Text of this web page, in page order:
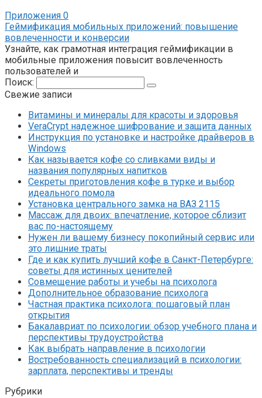
Приложения 0
Геймификация мобильных приложений: повышение
вовлеченности и конверсии
Узнайте, как грамотная интеграция геймификации в
мобильные приложения повысит вовлеченность
пользователей и
Поиск:
Свежие записи
Витамины и минералы для красоты и здоровья
VeraCrypt надежное шифрование и защита данных
Инструкция по установке и настройке драйверов в
Windows
Как называется кофе со сливками виды и
названия популярных напитков
Секреты приготовления кофе в турке и выбор
идеального помола
Установка центрального замка на ВАЗ 2115
Массаж для двоих: впечатление, которое сблизит
вас по-настоящему
Нужен ли вашему бизнесу покопийный сервис или
это лишние траты
Где и как купить лучший кофе в Санкт-Петербурге:
советы для истинных ценителей
Совмещение работы и учебы на психолога
Дополнительное образование психолога
Частная практика психолога: пошаговый план
открытия
Бакалавриат по психологии: обзор учебного плана и
перспективы трудоустройства
Как выбрать направление в психологии
Востребованность специализаций в психологии:
зарплата, перспективы и тренды
Рубрики